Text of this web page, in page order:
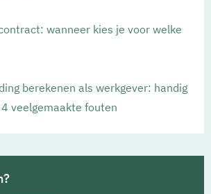
wanneer kies je voor welke
berekenen als werkgever: handig
veelgemaakte fouten